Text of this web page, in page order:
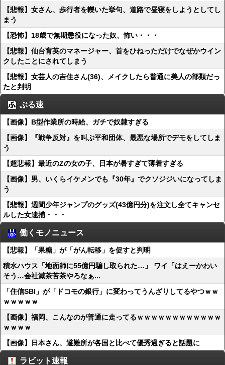
【悲報】女さん、歩行者を轢いた挙句、道路で昼寝をしようとしてし
まう
【恐怖】18歳で無期懲役になった奴、怖い・・・
【悲報】仙台育英のマネージャー、首をひねっただけでなぜかウイン
クしたことにされてしまう
【悲報】女芸人の吉住さん(36)、メイクしたら普通に美人の部類だっ
たと判明
ぶる速
【画像】B型作業所の時給、ガチで奴隷すぎる
【画像】『戦争反対』を叫ぶ平和団体、最悪な場所でデモをしてしま
う
【超悲報】最近のZの女の子、日本が暑すぎて薄着すぎる
【画像】男、いくらイケメンでも『30年』でクソジジいになってしま
う
【悲報】週間少年ジャンプのグッズ(43億円分)を注文し全てキャンセ
ルした女逮捕・・・
働くモノニュース
【悲報】「果糖」が「がん転移」を促すと判明
積水ハウス「地面師に55億円騙し取られた…」 ワイ「はえーかわい
そう…会社滅茶苦茶やろなぁ...
「住信SBI」が「ドコモの銀行」に変わってうんざりしてるやつｗｗ
ｗｗｗｗｗ
【画像】福岡、こんなのが普通に走ってるｗｗｗｗｗｗｗｗｗｗｗｗ
ｗｗｗｗ
【画像】日本さん、避難所が各国と比べて優秀過ぎると話題に
ラビット速報